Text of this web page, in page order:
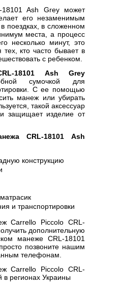
18101 Ash Grey может
его незаменимым
поездках, в сложенном
места, а процесс
несколько минут, это
кто часто бывает в
с ребенком.
18101 Ash Grey
сумочкой для
С ее помощью
манеж или убирать
такой аксессуар
защищает изделие от
CRL-18101 Ash
конструкцию
и транспортировки
Carrello Piccolo CRL-
дополнительную
манеже CRL-18101
позвоните нашим
телефонам.
Carrello Piccolo CRL-
в регионах Украины